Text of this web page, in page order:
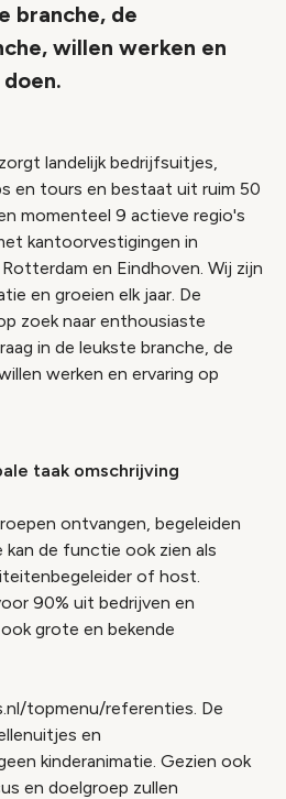
branche, de
willen werken en
landelijk bedrijfsuitjes,
en tours en bestaat uit ruim 50
momenteel 9 actieve regio's
kantoorvestigingen in
en Eindhoven. Wij zijn
en groeien elk jaar. De
zoek naar enthousiaste
in de leukste branche, de
werken en ervaring op
taak omschrijving
ontvangen, begeleiden
kan de functie ook zien als
of host.
90% uit bedrijven en
grote en bekende
topmenu/referenties. De
en
kinderanimatie. Gezien ook
en doelgroep zullen